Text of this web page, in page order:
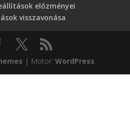
előzményei
visszavonása
| Motor:WordPress